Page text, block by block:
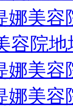
娜美容
容院
娜美容
娜美容